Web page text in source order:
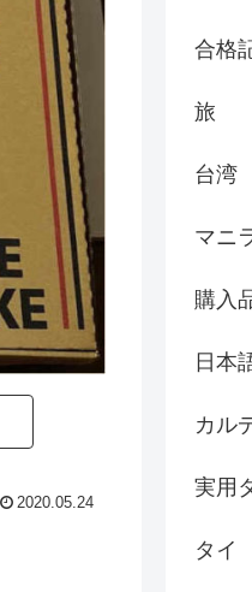
2020.05.24
合格
旅
台湾
マニ
購入
日本
カル
実用
タイ